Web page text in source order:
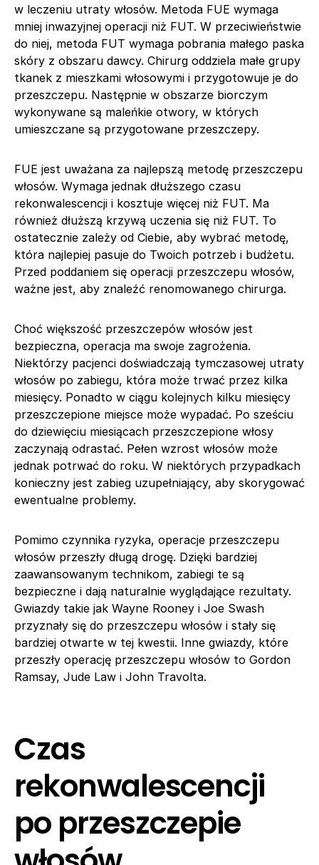
w leczeniu utraty włosów. Metoda FUE wymaga
mniej inwazyjnej operacji niż FUT. W przeciwieństwie
do niej, metoda FUT wymaga pobrania małego paska
skóry z obszaru dawcy. Chirurg oddziela małe grupy
tkanek z mieszkami włosowymi i przygotowuje je do
przeszczepu. Następnie w obszarze biorczym
wykonywane są maleńkie otwory, w których
umieszczane są przygotowane przeszczepy.
FUE jest uważana za najlepszą metodę przeszczepu
włosów. Wymaga jednak dłuższego czasu
rekonwalescencji i kosztuje więcej niż FUT. Ma
również dłuższą krzywą uczenia się niż FUT. To
ostatecznie zależy od Ciebie, aby wybrać metodę,
która najlepiej pasuje do Twoich potrzeb i budżetu.
Przed poddaniem się operacji przeszczepu włosów,
ważne jest, aby znaleźć renomowanego chirurga.
Choć większość przeszczepów włosów jest
bezpieczna, operacja ma swoje zagrożenia.
Niektórzy pacjenci doświadczają tymczasowej utraty
włosów po zabiegu, która może trwać przez kilka
miesięcy. Ponadto w ciągu kolejnych kilku miesięcy
przeszczepione miejsce może wypadać. Po sześciu
do dziewięciu miesiącach przeszczepione włosy
zaczynają odrastać. Pełen wzrost włosów może
jednak potrwać do roku. W niektórych przypadkach
konieczny jest zabieg uzupełniający, aby skorygować
ewentualne problemy.
Pomimo czynnika ryzyka, operacje przeszczepu
włosów przeszły długą drogę. Dzięki bardziej
zaawansowanym technikom, zabiegi te są
bezpieczne i dają naturalnie wyglądające rezultaty.
Gwiazdy takie jak Wayne Rooney i Joe Swash
przyznały się do przeszczepu włosów i stały się
bardziej otwarte w tej kwestii. Inne gwiazdy, które
przeszły operację przeszczepu włosów to Gordon
Ramsay, Jude Law i John Travolta.
Czas
rekonwalescencji
po przeszczepie